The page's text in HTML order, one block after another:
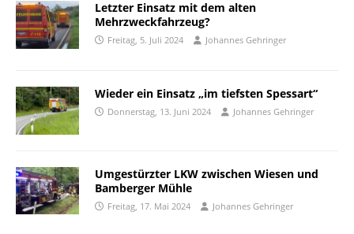
Letzter Einsatz mit dem alten
Mehrzweckfahrzeug?
Freitag, 5. Juli 2024 Johannes Gehringer
Wieder ein Einsatz „im tiefsten Spessart“
Donnerstag, 13. Juni 2024 Johannes Gehringer
Umgestürzter LKW zwischen Wiesen und
Bamberger Mühle
Freitag, 17. Mai 2024 Johannes Gehringer